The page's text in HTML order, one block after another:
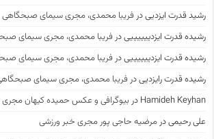
رشید قدرت ایزدییدرفریبا محمدی، مجری سیمای صبحگاهی
رشیده قدرت ایزدیییییییدرفریبا محمدی، مجری سیمای
رشیده قدرت ایزدیییییییدرفریبا محمدی، مجری سیمای
رشیده قدرت رایزدییدرفریبا محمدی، مجری سیمای
Hamideh Keyhan در بیوگرافی و عکس حمیده کیهان مجری
علی رحیمیدرمرضیه حاجی پور مجری خبر ورزشی